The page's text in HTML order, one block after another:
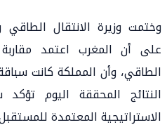
وختمت وزيرة الانتقال الطاقي
على أن المغرب اعتمد
الطاقي، وأن المملكة كانت
النتائج المحققة اليوم
الاستراتيجية المعتمدة